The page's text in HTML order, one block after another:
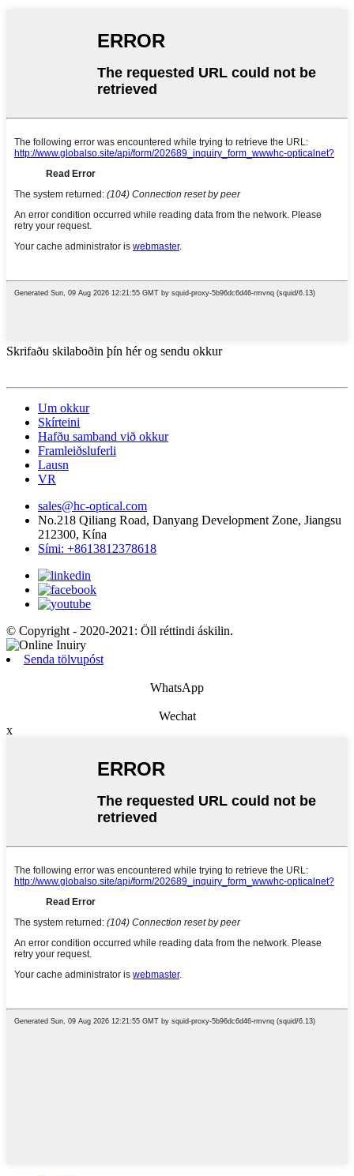
Skrifaðu skilaboðin þín hér og sendu okkur
Um okkur
Skírteini
Hafðu samband við okkur
Framleiðsluferli
Lausn
VR
sales@hc-optical.com
No.218 Qiliang Road, Danyang Development Zone, Jiangsu
212300, Kína
Sími: +8613812378618
© Copyright - 2020-2021: Öll réttindi áskilin.
Senda tölvupóst
WhatsApp
Wechat
x